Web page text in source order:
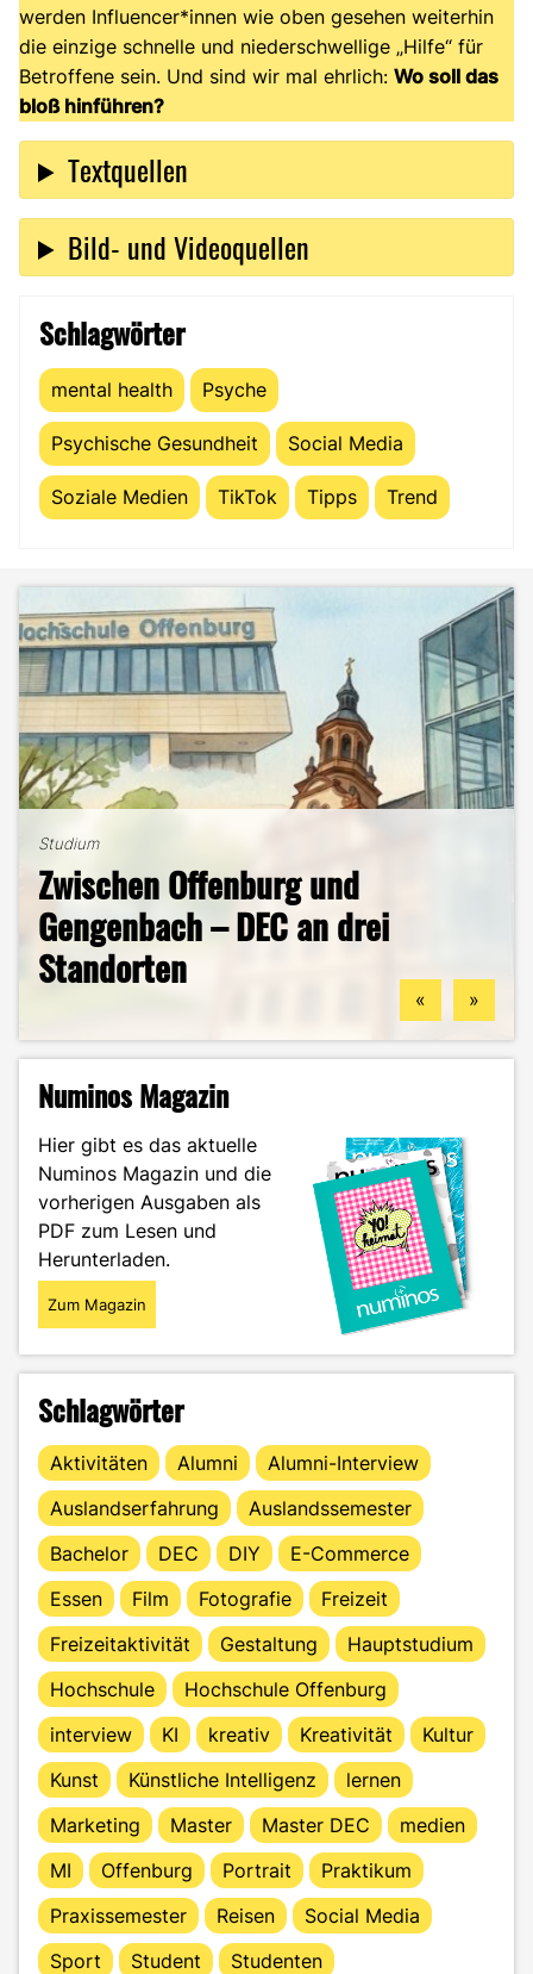
werden Influencer*innen wie oben gesehen weiterhin
die einzige schnelle und niederschwellige „Hilfe“ für
Betroffene sein. Und sind wir mal ehrlich: Wo soll das
bloß hinführen?
Textquellen
Bild- und Videoquellen
Schlagwörter
mental health Psyche
Psychische Gesundheit Social Media
Soziale Medien TikTok Tipps Trend
Studium
The Science of Comfort: Was
Rewatching mit Marketing zu tun
hat
Studium
Zwischen Offenburg und
Gengenbach – DEC an drei
Standorten
Studium
B2B-Marketing für das Handwerk
– und warum du hier deine
berufliche Zukunft finden
könntest
Studium
Mein ehrlicher DEC-Survival-
Guide durch das Wintersemester
Studentenleben
Ästhetik, Sport und
Zukunftspläne: Aylin im Portrait
« »
Numinos Magazin
Hier gibt es das aktuelle
Numinos Magazin und die
vorherigen Ausgaben als
PDF zum Lesen und
Herunterladen.
Zum Magazin
Schlagwörter
Aktivitäten Alumni
Alumni-Interview
Auslandserfahrung
Auslandssemester
Bachelor
DEC DIY
E-Commerce
Essen
Film Fotografie
Freizeit
Freizeitaktivität
Gestaltung
Hauptstudium
Hochschule
Hochschule Offenburg
interview
KI kreativ Kreativität
Kultur
Kunst
Künstliche Intelligenz
lernen
Marketing
Master Master DEC
medien
MI
Offenburg Portrait
Praktikum
Praxissemester
Reisen
Social Media
Sport
Student Studenten